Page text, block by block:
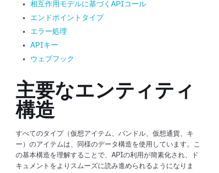
相互作用モデルに基づくAPIコール
エンドポイントタイプ
エラー処理
APIキー
ウェブフック
主要なエンティティ
構造
すべてのタイプ（仮想アイテム、バンドル、仮想通貨、キ
ー）のアイテムは、同様のデータ構造を使用しています。こ
の基本構造を理解することで、APIの利用が簡素化され、ド
キュメントをよりスムーズに読み進められるようになりま